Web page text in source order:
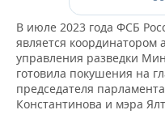
В июле 2023 года ФСБ
является координатором
управления разведки
готовила покушения на
председателя
Константинова и мэра